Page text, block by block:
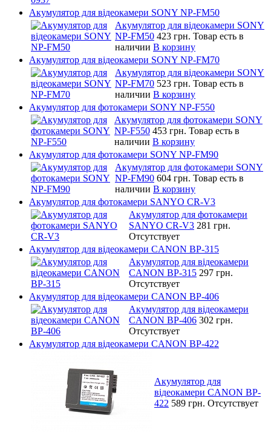
Акумулятор для відеокамери SONY NP-FM50
Акумулятор для відеокамери SONY
NP-FM50 423 грн. Товар есть в
наличии В корзину
Акумулятор для відеокамери SONY NP-FM70
Акумулятор для відеокамери SONY
NP-FM70 523 грн. Товар есть в
наличии В корзину
Акумулятор для фотокамери SONY NP-F550
Акумулятор для фотокамери SONY
NP-F550 453 грн. Товар есть в
наличии В корзину
Акумулятор для фотокамери SONY NP-FM90
Акумулятор для фотокамери SONY
NP-FM90 604 грн. Товар есть в
наличии В корзину
Акумулятор для фотокамери SANYO CR-V3
Акумулятор для фотокамери
SANYO CR-V3 281 грн.
Отсутствует
Акумулятор для відеокамери CANON BP-315
Акумулятор для відеокамери
CANON BP-315 297 грн.
Отсутствует
Акумулятор для відеокамери CANON BP-406
Акумулятор для відеокамери
CANON BP-406 302 грн.
Отсутствует
Акумулятор для відеокамери CANON BP-422
Акумулятор для
відеокамери CANON BP-
422 589 грн. Отсутствует